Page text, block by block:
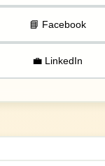
📘 Facebook
💼 LinkedIn